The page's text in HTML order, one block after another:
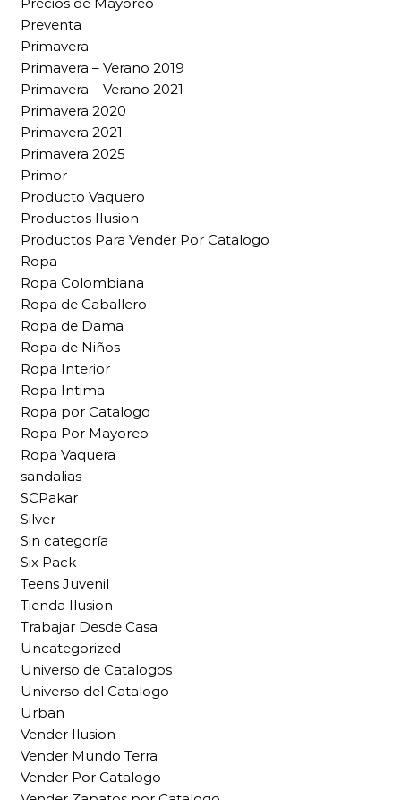
Precios de Mayoreo
Preventa
Primavera
Primavera – Verano 2019
Primavera – Verano 2021
Primavera 2020
Primavera 2021
Primavera 2025
Primor
Producto Vaquero
Productos Ilusion
Productos Para Vender Por Catalogo
Ropa
Ropa Colombiana
Ropa de Caballero
Ropa de Dama
Ropa de Niños
Ropa Interior
Ropa Intima
Ropa por Catalogo
Ropa Por Mayoreo
Ropa Vaquera
sandalias
SCPakar
Silver
Sin categoría
Six Pack
Teens Juvenil
Tienda Ilusion
Trabajar Desde Casa
Uncategorized
Universo de Catalogos
Universo del Catalogo
Urban
Vender Ilusion
Vender Mundo Terra
Vender Por Catalogo